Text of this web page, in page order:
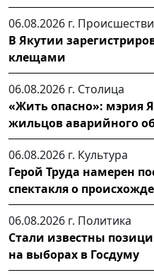
06.08.2026 г.
В Якутии
клещами
06.08.2026 г. Столица
«Жить опасно»: мэрия
жильцов аварийного
06.08.2026 г. Культура
Герой Труда намерен
спектакля о
06.08.2026 г. Политика
Стали известны
на выборах в Госдуму